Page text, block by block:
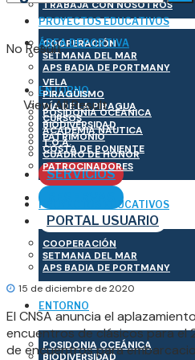
PROYECTOS EDUCATIVOS
COOPERACIÓN
SETMANA DEL MAR
APS BADIA DE PORTMANY
ENTORNO
POSIDONIA OCEÁNICA
BIODIVERSIDAD
PATRIMONIO
COSTA DE PONIENTE
SERVICIOS
PORTAL USUARIO
TRABAJA CON NOSOTROS
ÁREA DEPORTIVA
VELA
PIRAGÜISMO
DÍA DE LA PIRAGUA
CURSOS
ACADEMIA NÁUTICA
T.O.A.
CUADRO DE HONOR
PATROCINADORES
PROYECTOS EDUCATIVOS
COOPERACIÓN
SETMANA DEL MAR
APS BADIA DE PORTMANY
ENTORNO
POSIDONIA OCEÁNICA
BIODIVERSIDAD
No Result
View All Result
15 de diciembre de 2020
El CNSA anuncia el
encuentros de clásicos para el
de encuentros para